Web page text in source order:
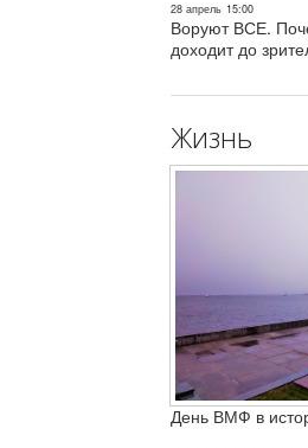
28 апрель 15:00
Воруют ВСЕ.
доходит до
Жизнь
День ВМФ в